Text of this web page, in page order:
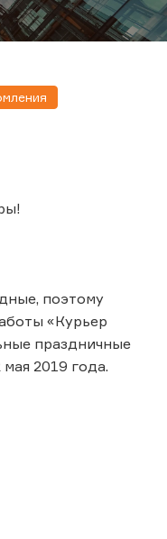
поэтому
«Курьер
праздничные
2019 года.